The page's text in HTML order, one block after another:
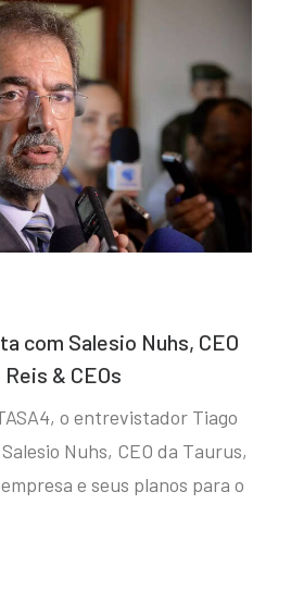
com Salesio Nuhs, CEO
& CEOs
o entrevistador Tiago
Nuhs, CEO da Taurus,
e seus planos para o